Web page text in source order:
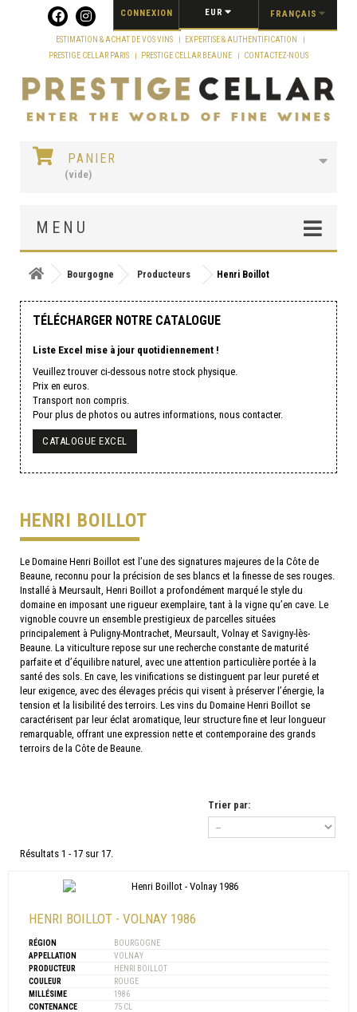
FRANÇAIS
EUR
CONNEXION
ESTIMATION & ACHAT DE VOS VINS
EXPERTISE & AUTHENTIFICATION
PRESTIGE CELLAR PARIS
PRESTIGE CELLAR BEAUNE CONTACTEZ-NOUS
PANIER
(vide)
MENU
Bourgogne Producteurs Henri Boillot
TÉLÉCHARGER NOTRE CATALOGUE
Liste Excel mise à jour quotidiennement !
Veuillez trouver ci-dessous notre stock physique.
Prix en euros.
Transport non compris.
Pour plus de photos ou autres informations, nous contacter.
CATALOGUE EXCEL
HENRI BOILLOT
Le Domaine Henri Boillot est l’une des signatures majeures de la Côte de
Beaune, reconnu pour la précision de ses blancs et la finesse de ses rouges.
Installé à Meursault, Henri Boillot a profondément marqué le style du
domaine en imposant une rigueur exemplaire, tant à la vigne qu’en cave. Le
vignoble couvre un ensemble prestigieux de parcelles situées
principalement à Puligny-Montrachet, Meursault, Volnay et Savigny-lès-
Beaune. La viticulture repose sur une recherche constante de maturité
parfaite et d’équilibre naturel, avec une attention particulière portée à la
santé des sols. En cave, les vinifications se distinguent par leur pureté et
leur exigence, avec des élevages précis qui visent à préserver l’énergie, la
tension et la lisibilité des terroirs. Les vins du Domaine Henri Boillot se
caractérisent par leur éclat aromatique, leur structure fine et leur longueur
remarquable, offrant une expression nette et contemporaine des grands
terroirs de la Côte de Beaune.
Trier par:
Résultats 1 - 17 sur 17.
HENRI BOILLOT - VOLNAY 1986
RÉGION
BOURGOGNE
APPELLATION
VOLNAY
PRODUCTEUR
HENRI BOILLOT
COULEUR
ROUGE
MILLÉSIME
1986
CONTENANCE
75 CL
Panneau de gestion des cookies